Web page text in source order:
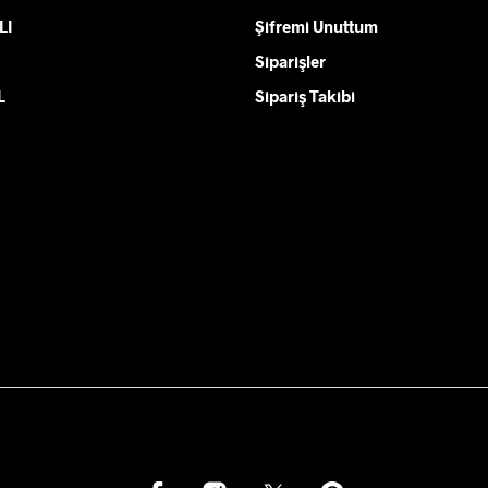
Şifremi Unuttum
Siparişler
Sipariş Takibi